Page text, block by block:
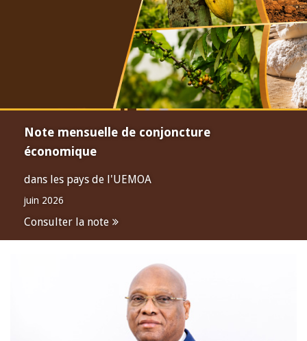
Note mensuelle de conjoncture
économique
dans les pays de l'UEMOA
juin 2026
Consulter la note